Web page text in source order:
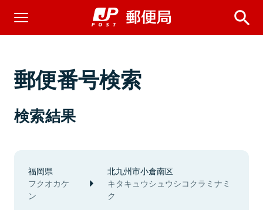
郵便番号検索
検索結果
福岡県
フクオカケ
ン
北九州市小倉南区
キタキュウシュウシコクラミナミ
ク